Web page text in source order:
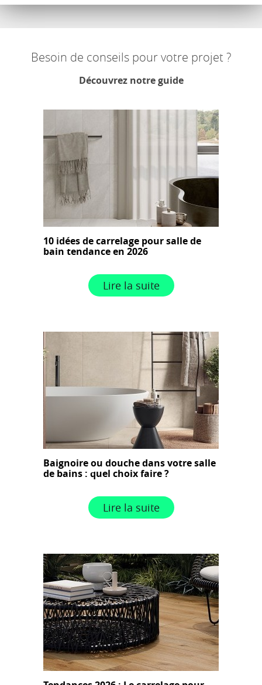
Besoin de conseils pour votre projet ?
Découvrez notre guide
10 idées de carrelage pour salle de
bain tendance en 2026
Lire la suite
Baignoire ou douche dans votre salle
de bains : quel choix faire ?
Lire la suite